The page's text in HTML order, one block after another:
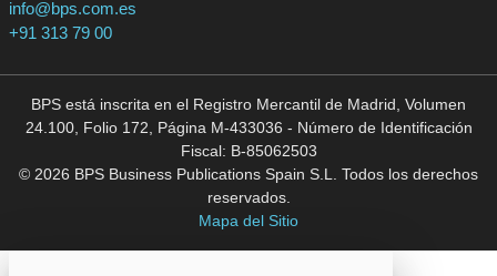
info@bps.com.es
+91 313 79 00
BPS está inscrita en el Registro Mercantil de Madrid, Volumen
24.100, Folio 172, Página M-433036 - Número de Identificación
Fiscal: B-85062503
© 2026 BPS Business Publications Spain S.L. Todos los derechos
reservados.
Mapa del Sitio